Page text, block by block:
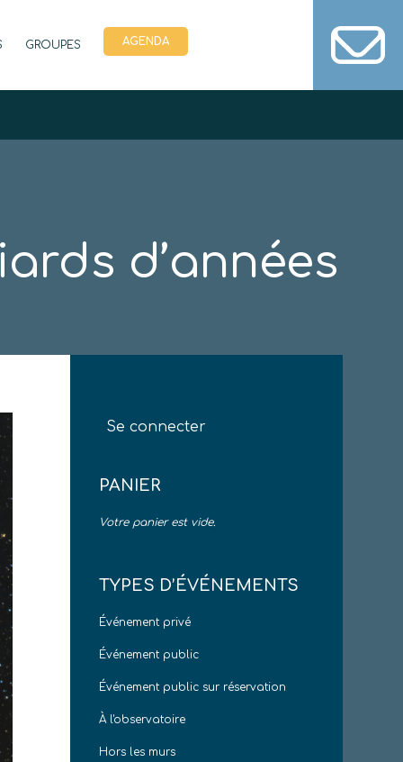
GROUPES AGENDA
d’années
Se connecter
PANIER
Votre panier est vide.
TYPES D’ÉVÉNEMENTS
Événement privé
Événement public
Événement public sur réservation
À l'observatoire
Hors les murs